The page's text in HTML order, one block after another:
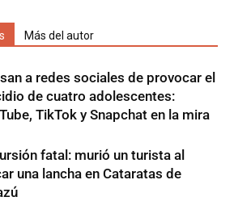
Más del autor
a redes sociales de provocar el
de cuatro adolescentes:
TikTok y Snapchat en la mira
fatal: murió un turista al
una lancha en Cataratas de